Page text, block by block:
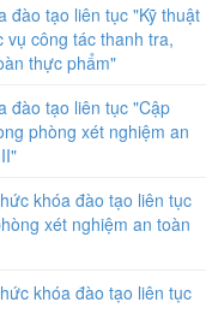
đào tạo liên tục "Kỹ thuật
vụ công tác thanh tra,
thực phẩm"
đào tạo liên tục "Cập
phòng xét nghiệm an
khóa đào tạo liên tục
xét nghiệm an toàn
khóa đào tạo liên tục